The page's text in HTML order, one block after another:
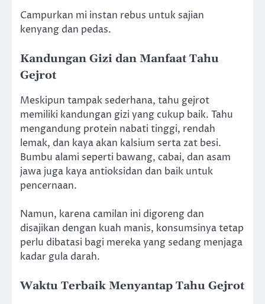
Campurkan mi instan rebus untuk sajian
kenyang dan pedas.
Kandungan Gizi dan Manfaat Tahu
Gejrot
Meskipun tampak sederhana, tahu gejrot
memiliki kandungan gizi yang cukup baik. Tahu
mengandung protein nabati tinggi, rendah
lemak, dan kaya akan kalsium serta zat besi.
Bumbu alami seperti bawang, cabai, dan asam
jawa juga kaya antioksidan dan baik untuk
pencernaan.
Namun, karena camilan ini digoreng dan
disajikan dengan kuah manis, konsumsinya tetap
perlu dibatasi bagi mereka yang sedang menjaga
kadar gula darah.
Waktu Terbaik Menyantap Tahu Gejrot